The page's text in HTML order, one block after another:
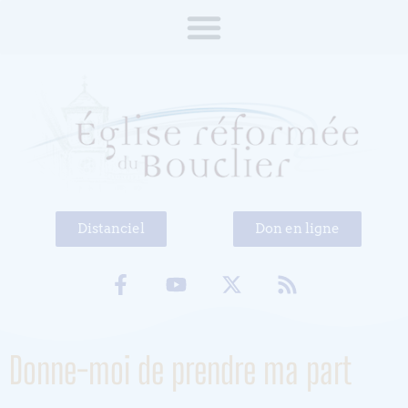
Distanciel Don en ligne
Donne-moi de prendre ma part